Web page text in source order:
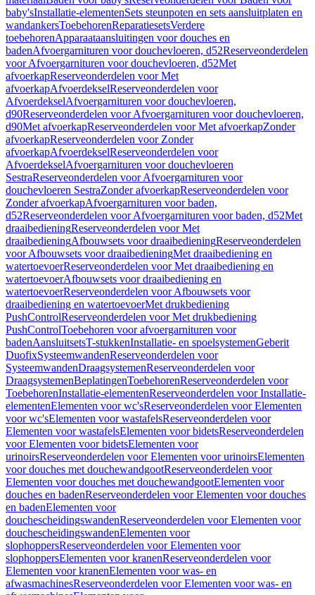
baby'sInstallatie-elementenSets steunpoten en sets aansluitplaten en
wandankersToebehorenReparatiesetsVerdere
toebehorenApparaataansluitingen voor douches en
badenAfvoergarnituren voor douchevloeren, d52Reserveonderdelen
voor Afvoergarnituren voor douchevloeren, d52Met
afvoerkapReserveonderdelen voor Met
afvoerkapAfvoerdekselReserveonderdelen voor
AfvoerdekselAfvoergarnituren voor douchevloeren,
d90Reserveonderdelen voor Afvoergarnituren voor douchevloeren,
d90Met afvoerkapReserveonderdelen voor Met afvoerkapZonder
afvoerkapReserveonderdelen voor Zonder
afvoerkapAfvoerdekselReserveonderdelen voor
AfvoerdekselAfvoergarnituren voor douchevloeren
SestraReserveonderdelen voor Afvoergarnituren voor
douchevloeren SestraZonder afvoerkapReserveonderdelen voor
Zonder afvoerkapAfvoergarnituren voor baden,
d52Reserveonderdelen voor Afvoergarnituren voor baden, d52Met
draaibedieningReserveonderdelen voor Met
draaibedieningAfbouwsets voor draaibedieningReserveonderdelen
voor Afbouwsets voor draaibedieningMet draaibediening en
watertoevoerReserveonderdelen voor Met draaibediening en
watertoevoerAfbouwsets voor draaibediening en
watertoevoerReserveonderdelen voor Afbouwsets voor
draaibediening en watertoevoerMet drukbediening
PushControlReserveonderdelen voor Met drukbediening
PushControlToebehoren voor afvoergarnituren voor
badenAansluitsetsT-stukkenInstallatie- en spoelsystemenGeberit
DuofixSysteemwandenReserveonderdelen voor
SysteemwandenDraagsystemenReserveonderdelen voor
DraagsystemenBeplatingenToebehorenReserveonderdelen voor
ToebehorenInstallatie-elementenReserveonderdelen voor Installatie-
elementenElementen voor wc'sReserveonderdelen voor Elementen
voor wc'sElementen voor wastafelsReserveonderdelen voor
Elementen voor wastafelsElementen voor bidetsReserveonderdelen
voor Elementen voor bidetsElementen voor
urinoirsReserveonderdelen voor Elementen voor urinoirsElementen
voor douches met douchewandgootReserveonderdelen voor
Elementen voor douches met douchewandgootElementen voor
douches en badenReserveonderdelen voor Elementen voor douches
en badenElementen voor
douchescheidingswandenReserveonderdelen voor Elementen voor
douchescheidingswandenElementen voor
slophoppersReserveonderdelen voor Elementen voor
slophoppersElementen voor kranenReserveonderdelen voor
Elementen voor kranenElementen voor was- en
afwasmachinesReserveonderdelen voor Elementen voor was- en